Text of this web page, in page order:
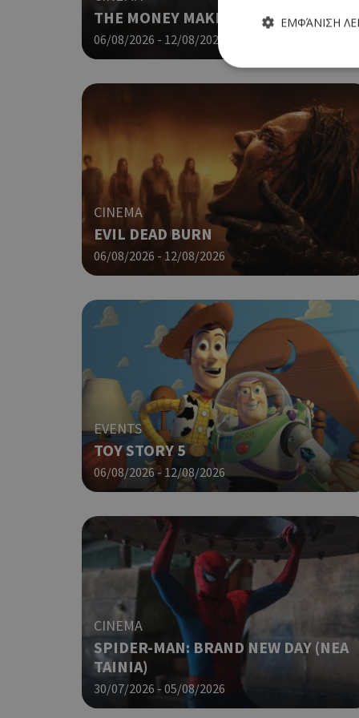
THE MONEY MAKER (ΝΕΑ ΤΑΙΝΙΑ)
06/08/2026 - 12/08/2026
CINEMA
EVIL DEAD BURN
06/08/2026 - 12/08/2026
EVENTS
TOY STORY 5
06/08/2026 - 12/08/2026
CINEMA
SPIDER-MAN: BRAND NEW DAY (ΝΕΑ
ΤΑΙΝΙΑ)
30/07/2026 - 05/08/2026
ΕΜΦΆΝΙΣΗ
Τα απολύτως
ιστότοπος δεν μπορεί
G_ENABLED_IDPS
PHPSESSID
G_ENABLED_IDPS
takeOverCookie
PHPSESSID